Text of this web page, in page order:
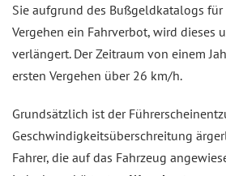
Sie aufgrund des Bußgeldkatalogs für
Vergehen ein Fahrverbot, wird dieses
verlängert. Der Zeitraum von einem
ersten Vergehen über 26 km/h.
Grundsätzlich ist der
Geschwindigkeitsüberschreitung
Fahrer, die auf das Fahrzeug